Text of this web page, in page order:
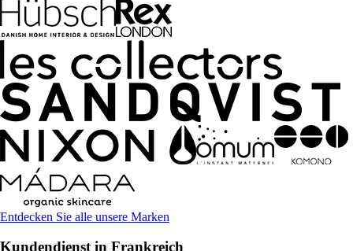
Entdecken Sie alle unsere Marken
Kundendienst in Frankreich